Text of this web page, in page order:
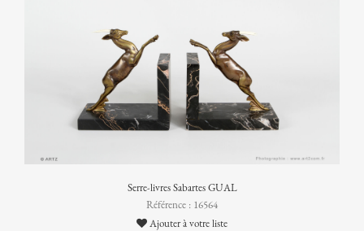
Serre-livres Sabartes GUAL
Référence : 16564
Ajouter à votre liste